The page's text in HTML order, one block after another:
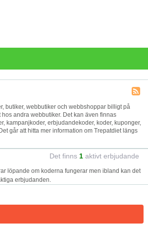
RSS
butiker, webbutiker och webbshoppar billigt på
andra webbutiker. Det kan även finnas
kampanjkoder, erbjudandekoder, koder, kuponger,
går att hitta mer information om Trepatdiet längs
Det finns 1 aktivt erbjudande
löpande om koderna fungerar men ibland kan det
erbjudanden.